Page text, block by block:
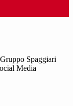
Spaggiari
Media